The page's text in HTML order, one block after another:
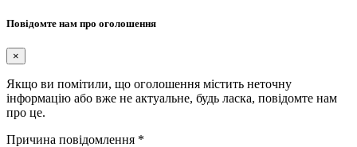
Повідомте нам про оголошення
×
Якщо ви помітили, що оголошення містить неточну
інформацію або вже не актуальне, будь ласка, повідомте нам
про це.
Причина повідомлення *